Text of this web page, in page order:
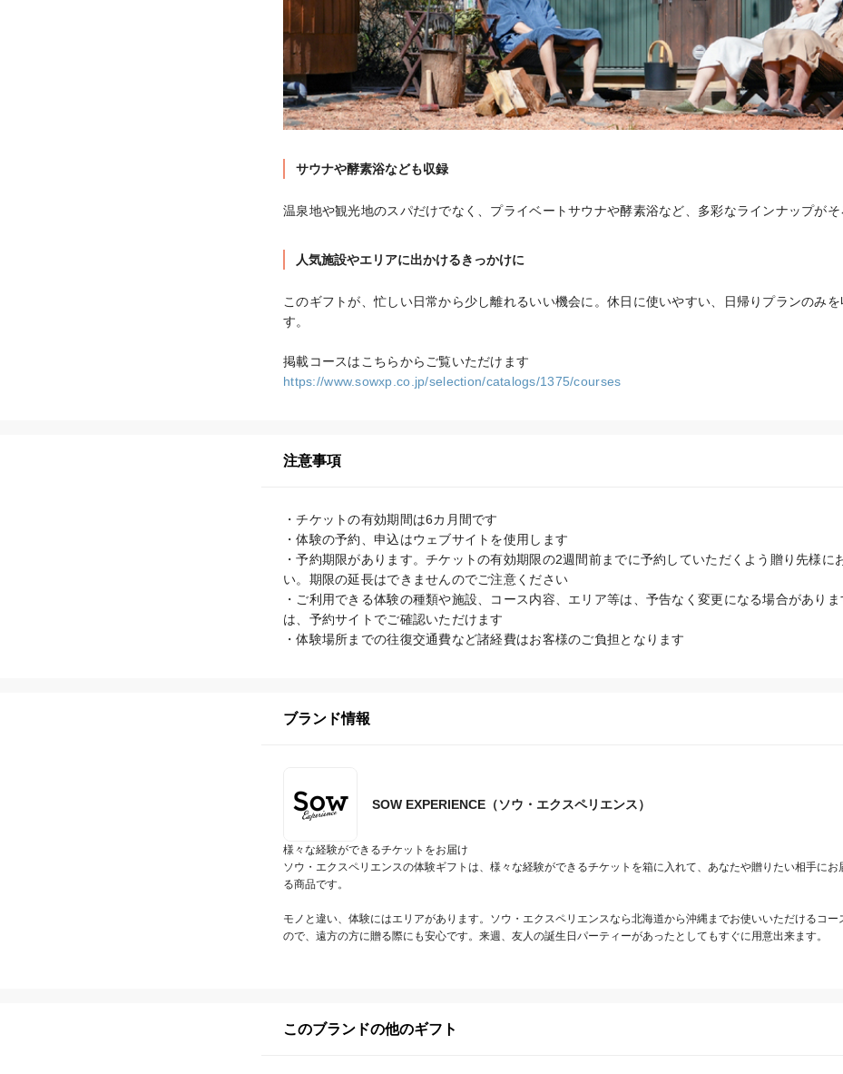
サウナや酵素浴なども収録
温泉地や観光地のスパだけでなく、プライベートサウナや酵素浴など、多彩なラインナップがそ
人気施設やエリアに出かけるきっかけに
このギフトが、忙しい日常から少し離れるいい機会に。休日に使いやすい、日帰りプランのみを
す。
https://www.sowxp.co.jp/selection/catalogs/1375/courses
注意事項
・チケットの有効期間は6カ月間です
・体験の予約、申込はウェブサイトを使用します
・予約期限があります。チケットの有効期限の2週間前までに予約していただくよう贈り先様に
い。期限の延長はできませんのでご注意ください
・ご利用できる体験の種類や施設、コース内容、エリア等は、予告なく変更になる場合があり
は、予約サイトでご確認いただけます
・体験場所までの往復交通費など諸経費はお客様のご負担となります
ブランド情報
SOW EXPERIENCE（ソウ・エクスペリエンス）
様々な経験ができるチケットをお届け
ソウ・エクスペリエンスの体験ギフトは、様々な経験ができるチケットを箱に入れて、あなたや贈りたい相手にお
る商品です。
モノと違い、体験にはエリアがあります。ソウ・エクスペリエンスなら北海道から沖縄までお使いいただけるコー
ので、遠方の方に贈る際にも安心です。来週、友人の誕生日パーティーがあったとしてもすぐに用意出来ます。
このブランドの他のギフト